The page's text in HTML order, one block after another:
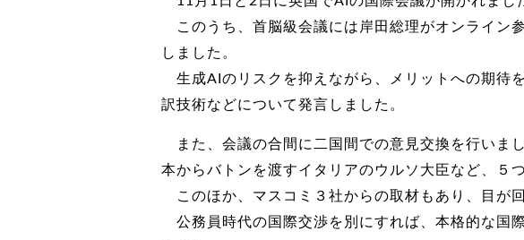
このうち、首脳級会議には岸田総理がオンライン
しました。
生成AIのリスクを抑えながら、メリットへの期待
訳技術などについて発言しました。
また、会議の合間に二国間での意見交換を行いま
本からバトンを渡すイタリアのウルソ大臣など、５
このほか、マスコミ３社からの取材もあり、目が回
公務員時代の国際交渉を別にすれば、本格的な国